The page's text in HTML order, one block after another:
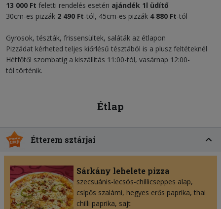
13 000 Ft feletti rendelés esetén ajándék 1l üdítő
30cm-es pizzák 2 490 Ft-tól, 45cm-es pizzák 4 880 Ft-tól
Gyrosok, tészták, frissensültek, saláták az étlapon
Pizzádat kérheted teljes kiőrlésű tésztából is a plusz feltéteknél
Hétfőtől szombatig a kiszállítás 11:00-tól, vasárnap 12:00-
tól történik.
Étlap
Étterem sztárjai
Sárkány lehelete pizza
szecsuánis-lecsós-chillicseppes alap,
csípős szalámi, hegyes erős paprika, thai
chilli paprika, sajt